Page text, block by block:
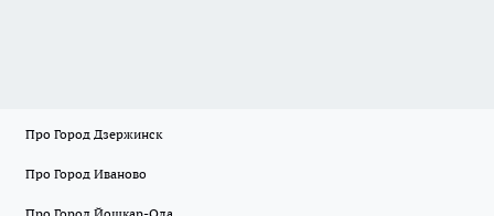
Про Город Дзержинск
Про Город Иваново